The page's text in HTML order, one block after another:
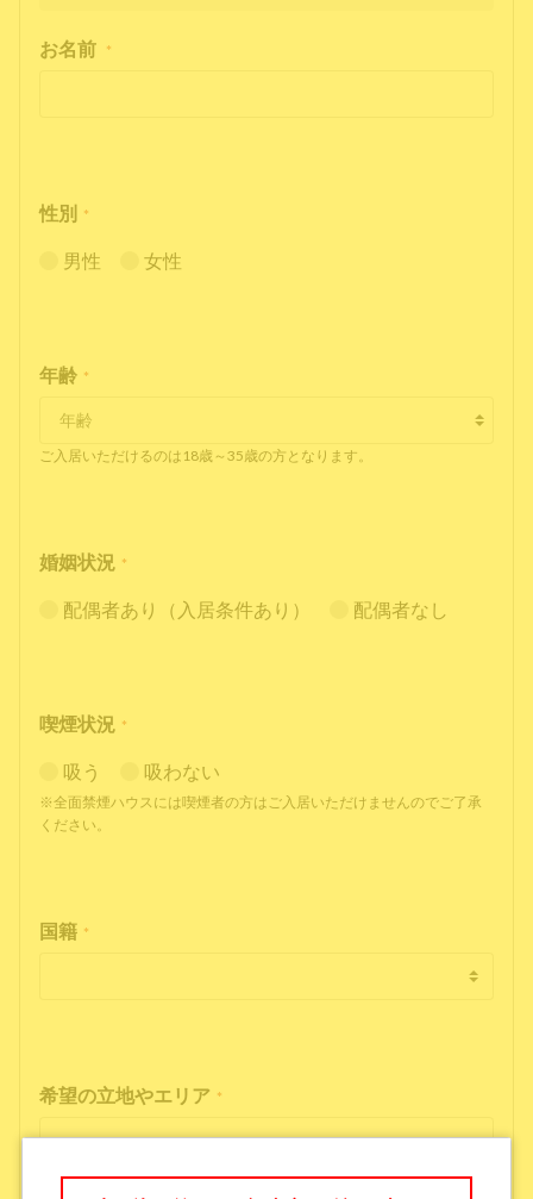
お名前 *
性別 *
男性 女性
年齢 *
ご入居いただけるのは18歳～35歳の方となります。
婚姻状況 *
配偶者あり（入居条件あり） 配偶者なし
喫煙状況 *
吸う 吸わない
※全面禁煙ハウスには喫煙者の方はご入居いただけませんのでご了承
ください。
国籍 *
希望の立地やエリア *